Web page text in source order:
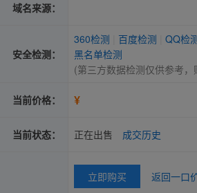
域名来源：
安全检测：
360检测 百度检测
QQ检
黑名单检测
(第三方数据检测仅供参考
当前价格： ¥
当前状态： 正在出售 成交历史
立即购买 返回一口